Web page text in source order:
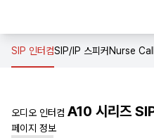
전체메뉴
홈
제품소개
SIP 인터컴SIP/IP 스피커 Nurse
오디오 인터컴 A10 시리즈
페이지 정보